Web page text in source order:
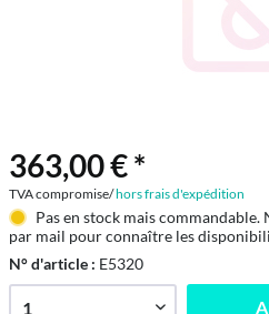
363,00 € *
TVA compromise/hors frais d'expédition
Pas en stock mais
par mail pour connaître les
N° d'article : E5320